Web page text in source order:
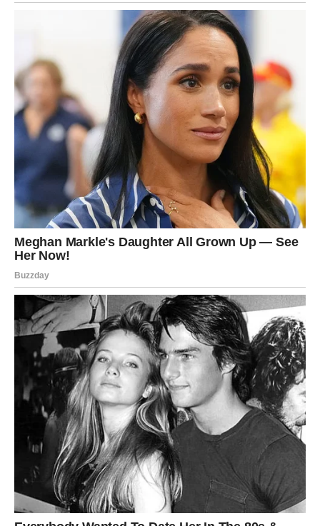
UNUTRAŠNJI SVET – Mir posle
Ovo je najlepši deo sudbinskog horoskopa za Jarca.
U drugoj polovini januara dolazi
unutrašnji mir
. Ne zato
što je sve savršeno – već zato što ste vi sazreli i prestali
da se borite protiv onoga što ne možete da promenite.
Shvatate:
da niste slabi jer ste izdržali
da niste hladni, već oprezni
i da vaša snaga leži u istrajnosti
Jarac sada prvi put posle dugo vremenaopušta stisak. I
život to prepoznaje.
PORODICA I ODNOSI –
Poštovanje dolazi kada se
povučete korak unazad
Porodični odnosi prolaze kroz fazu stabilizacije. Više ne
preuzimate sve obaveze na sebe. Učite da kažete „dosta“
bez griže savesti.